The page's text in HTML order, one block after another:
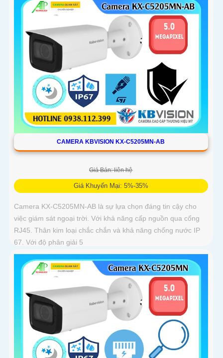
CAMERA KBVISION KX-C5205MN-AB
Giá Bán: liên hệ
Giá Khuyến Mại: 5%-35%
Camera KX-C5205MN-AB là sự lựa chọn đáng tin cậy cho
việc giám sát ngoại trời. Với khả năng cấp nguồn qua cổng
RJ45. Thân kim loại chắc chắn và khả năng chống nước IP
67. Với độ phân giải 5